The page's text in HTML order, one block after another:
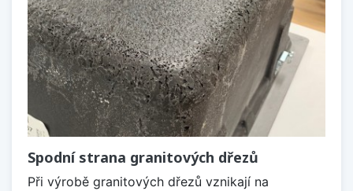
Spodní strana granitových dřezů
Při výrobě granitových dřezů vznikají na